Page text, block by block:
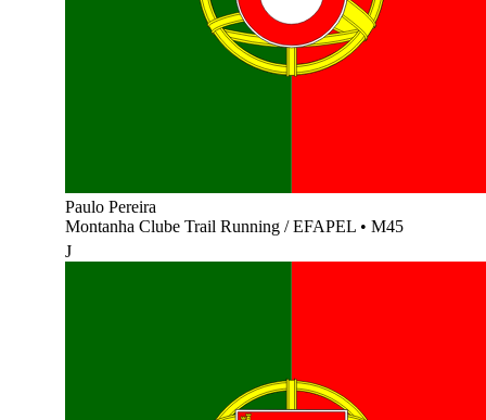
Paulo Pereira
Montanha Clube Trail Running / EFAPEL • M45
J